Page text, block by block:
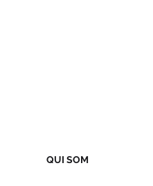
QUI SOM